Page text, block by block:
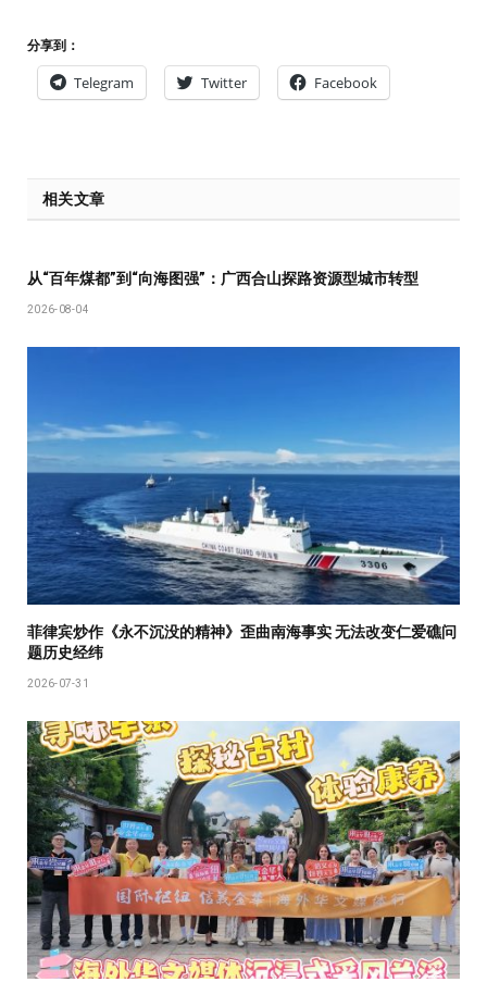
分享到：
Telegram Twitter Facebook
相关文章
从“百年煤都”到“向海图强”：广西合山探路资源型城市转型
2026-08-04
菲律宾炒作《永不沉没的精神》歪曲南海事实 无法改变仁爱礁问
题历史经纬
2026-07-31